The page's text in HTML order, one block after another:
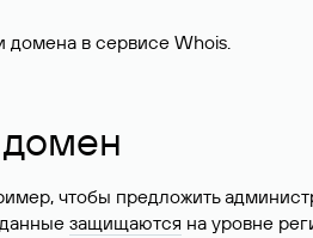
домена в сервисе Whois.
чтобы предложить
защищаются на уровне